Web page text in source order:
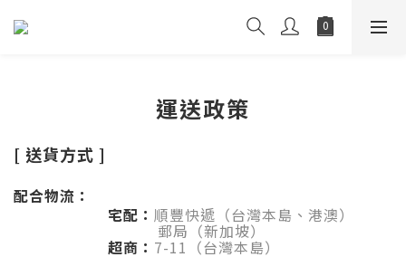
運送政策
[ 送貨方式 ]
配合物流：
宅配： 順豐快遞 （台灣本島、港澳）
郵局（新加坡）
超商： 7-11（台灣本島）